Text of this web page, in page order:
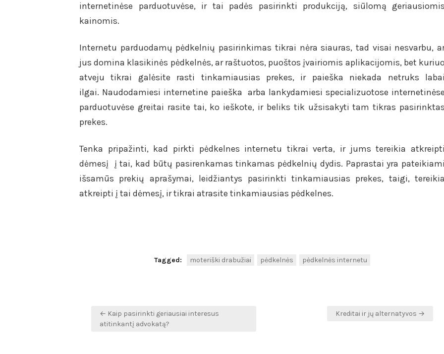
internetinėse parduotuvėse, ir tai padės pasirinkti produkciją, siūlomą geriausiomis
kainomis.
Internetu parduodamų pėdkelnių pasirinkimas tikrai nėra siauras, tad visai nesvarbu,
jus domina klasikinės pėdkelnės, ar raštuotos, puoštos įvairiomis aplikacijomis, bet kuriuo
atveju tikrai galėsite rasti tinkamiausias prekes, ir paieška niekada netruks labai
ilgai. Naudodamiesi internetine paieška arba lankydamiesi specializuotose internetinėse
parduotuvėse greitai rasite tai, ko ieškote, ir beliks tik užsisakyti tam tikras pasirinktas
prekes.
Tenka pripažinti, kad pirkti pėdkelnes internetu tikrai verta, ir jums tereikia atkreipti
dėmesį į tai, kad būtų pasirenkamas tinkamas pėdkelnių dydis. Paprastai yra pateikiami
išsamūs prekių aprašymai, leidžiantys pasirinkti tinkamiausias prekes, taigi, tereikia
atkreipti į tai dėmesį, ir tikrai atrasite tinkamiausias pėdkelnes.
Tagged: moteriški drabužiai pėdkelnės pėdkelnės internetu
Navigacija
tarp
← Kaip pasirinkti geriausiai interesus
atitinkantį advokatą?
Kreditai ir jų alternatyvos →